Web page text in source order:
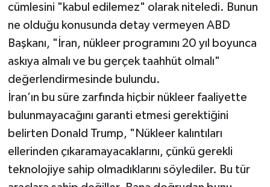
cümlesini "kabul edilemez" olarak niteledi. Bunun
ne olduğu konusunda detay vermeyen ABD
Başkanı, "İran, nükleer programını 20 yıl boyunca
askıya almalı ve bu gerçek taahhüt olmalı"
değerlendirmesinde bulundu.
İran’ın bu süre zarfında hiçbir nükleer faaliyette
bulunmayacağını garanti etmesi gerektiğini
belirten Donald Trump, "Nükleer kalıntıları
ellerinden çıkaramayacaklarını, çünkü gerekli
teknolojiye sahip olmadıklarını söylediler. Bu tür